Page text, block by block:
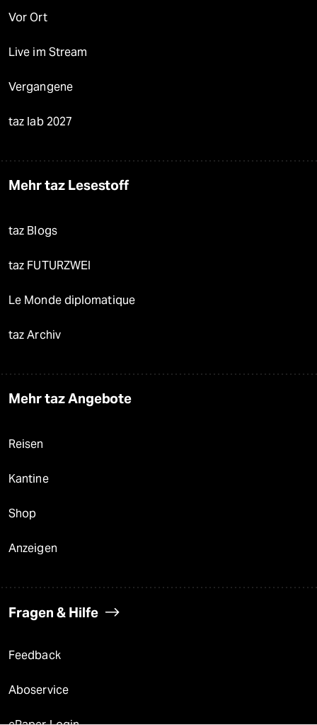
Vor Ort
Live im Stream
Vergangene
taz lab 2027
Mehr taz Lesestoff
taz Blogs
taz FUTURZWEI
Le Monde diplomatique
taz Archiv
Mehr taz Angebote
Reisen
Kantine
Shop
Anzeigen
Fragen & Hilfe
Feedback
Aboservice